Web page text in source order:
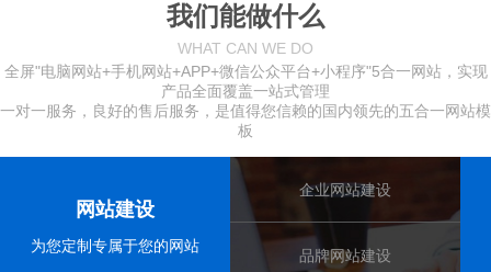
我们能做什么
WHAT CAN WE DO
全屏"电脑网站+手机网站+APP+微信公众平台+小程序"5合一网站，实现
产品全面覆盖一站式管理
一对一服务，良好的售后服务，是值得您信赖的国内领先的五合一网站模
板
网站建设
为您定制专属于您的网站
企业网站建设
品牌网站建设